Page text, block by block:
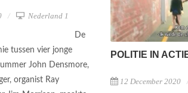
Nederland 1
De
tussen vier jonge
John Densmore,
organist Ray
POLITIE IN
12 December 2020